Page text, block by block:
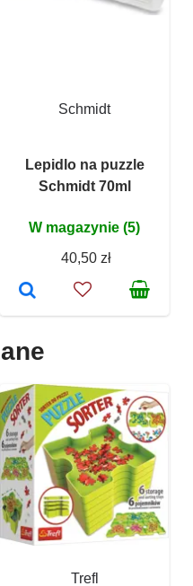
Schmidt
Lepidlo na puzzle
Schmidt 70ml
W magazynie (5)
40,50 zł
Trefl